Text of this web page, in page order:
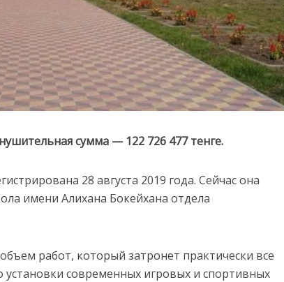
сумма — 122 726 477 тенге.
28 августа 2019 года. Сейчас она
имени Алихана Бокейхана отдела
работ, который затронет практически все
современных игровых и спортивных